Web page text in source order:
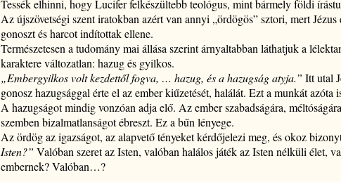
Tessék elhinni, hogy Lucifer felkészültebb teológus, mint bármely földi
Az újszövetségi szent iratokban azért van annyi „ördögös” sztori, mert
gonoszt és harcot indítottak ellene.
Természetesen a tudomány mai állása szerint árnyaltabban láthatjuk a
karaktere változatlan: hazug és gyilkos.
„Embergyilkos volt kezdettől fogva, … hazug, és a hazugság atyja.” Itt utal
gonosz hazugsággal érte el az ember kiűzetését, halálát. Ezt a munkát azóta
A hazugságot mindig vonzóan adja elő. Az ember szabadságára,
szemben bizalmatlanságot ébreszt. Ez a bűn lényege.
Az ördög az igazságot, az alapvető tényeket kérdőjelezi meg, és okoz
Isten?” Valóban szeret az Isten, valóban halálos játék az Isten nélküli élet,
embernek? Valóban…?